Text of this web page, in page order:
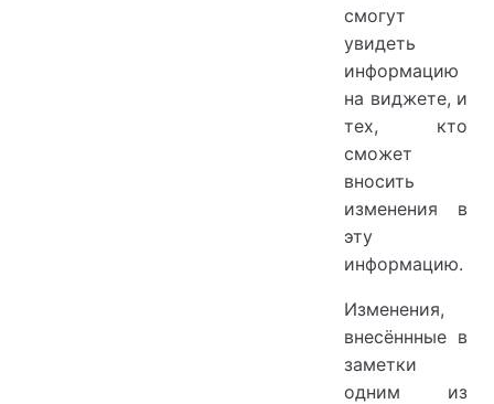
смогут
увидеть
информацию
на виджете, и
тех, кто
сможет
вносить
изменения в
эту
информацию.
Изменения,
внесённные в
заметки
одним из